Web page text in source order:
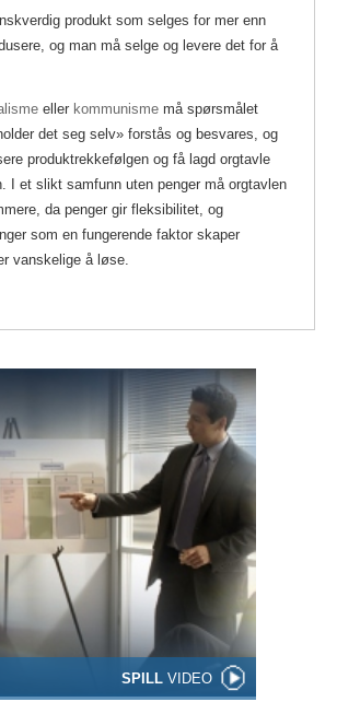
SPILL VIDEO
produkt som selges for mer enn
og man må selge og levere det for å
eller kommunisme må spørsmålet
det seg selv» forstås og besvares, og
produktrekkefølgen og få lagd orgtavle
I et slikt samfunn uten penger må orgtavlen
da penger gir fleksibilitet, og
som en fungerende faktor skaper
vanskelige å løse.